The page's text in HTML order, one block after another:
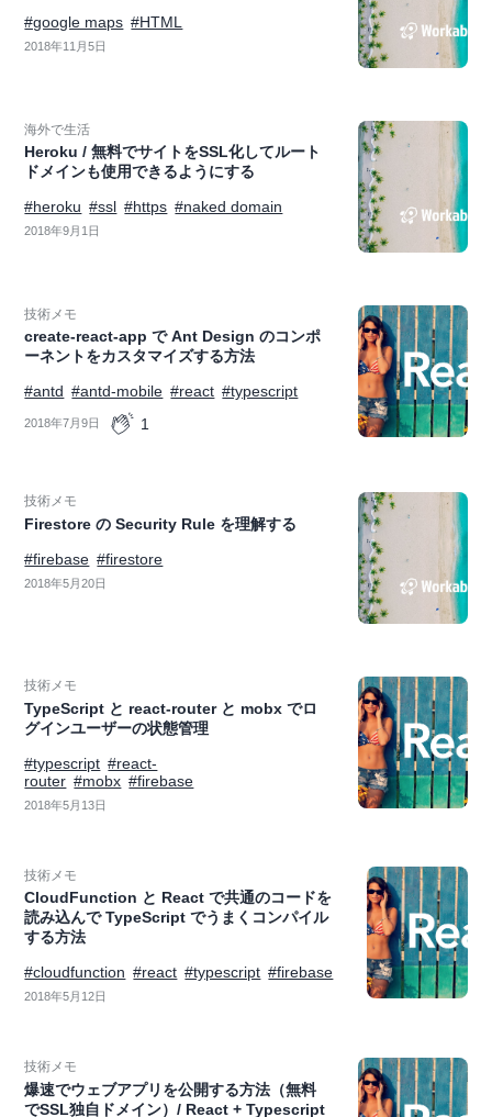
#google maps #HTML
2018年11月5日
海外で生活
Heroku / 無料でサイトをSSL化してルート
ドメインも使用できるようにする
#heroku #ssl #https #naked domain
2018年9月1日
技術メモ
create-react-app で Ant Design のコンポ
ーネントをカスタマイズする方法
#antd #antd-mobile #react #typescript
2018年7月9日 1
技術メモ
Firestore の Security Rule を理解する
#firebase #firestore
2018年5月20日
技術メモ
TypeScript と react-router と mobx でロ
グインユーザーの状態管理
#typescript #react-
router #mobx #firebase
2018年5月13日
技術メモ
CloudFunction と React で共通のコードを
読み込んで TypeScript でうまくコンパイル
する方法
#cloudfunction #react #typescript #firebase
2018年5月12日
技術メモ
爆速でウェブアプリを公開する方法（無料
でSSL独自ドメイン）/ React + Typescript